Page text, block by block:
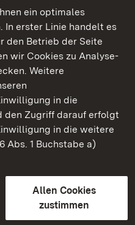
ein optimales
In erster Linie handelt es
den Betrieb der Seite
wir Cookies zu Analyse-
Weitere
in die
den Zugriff darauf erfolgt
in die weitere
Abs. 1 Buchstabe a)
Allen Cookies
zustimmen
Baden-Württemberg